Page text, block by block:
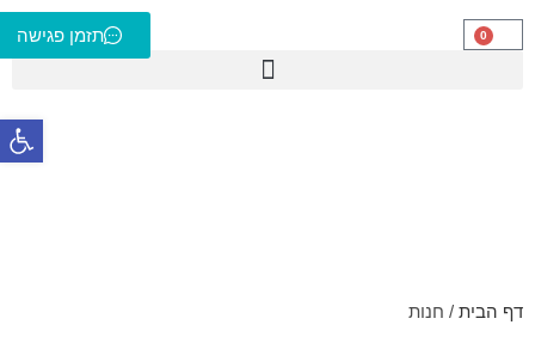
0 תזמן פגישה
דף הבית / חנות